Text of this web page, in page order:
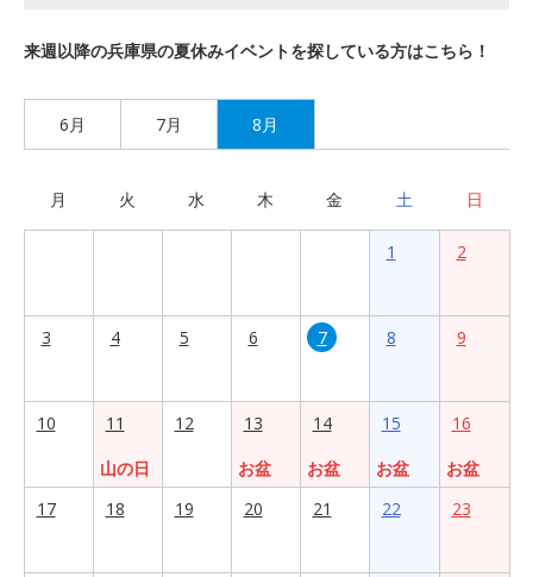
来週以降の兵庫県の夏休みイベントを探している方はこちら！
6月 7月 8月
月 火 水 木 金 土 日
1 2
3 4 5 6 7 8 9
10
11
山の日
12
13
お盆
14
お盆
15
お盆
16
お盆
17
18 19 20 21 22 23